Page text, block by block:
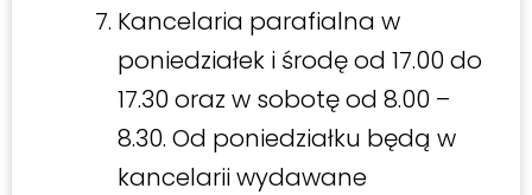
Kancelaria parafialna w
poniedziałek i środę od 17.00 do
17.30 oraz w sobotę od 8.00 –
8.30. Od poniedziałku będą w
kancelarii wydawane